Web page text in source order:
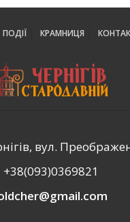
ПОДІЇ КРАМНИЦЯ
вул.
+38(093)0369821